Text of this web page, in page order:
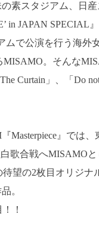
素スタジアム、日
in JAPAN
ムで公演を行う海外
。そんな
Curtain」、「Do
Masterpiece』では
歌合戦へMISAMO
望の2枚目オリジ
。
！